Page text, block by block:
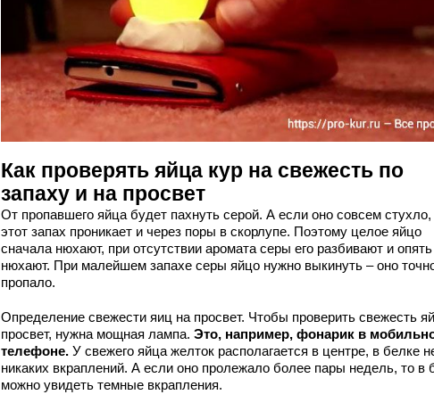
Как проверять яйца кур на свежесть по
запаху и на просвет
От пропавшего яйца будет пахнуть серой. А если оно совсем стухло,
этот запах проникает и через поры в скорлупе. Поэтому целое яйцо
сначала нюхают, при отсутствии аромата серы его разбивают и опять
нюхают. При малейшем запахе серы яйцо нужно выкинуть – оно
пропало.
Определение свежести яиц на просвет. Чтобы проверить свежесть
просвет, нужна мощная лампа. Это, например, фонарик в
телефоне. У свежего яйца желток располагается в центре, в белке
никаких вкраплений. А если оно пролежало более пары недель, то в
можно увидеть темные вкрапления.